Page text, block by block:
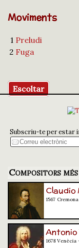
Moviments
1 Preludi
2 Fuga
Escoltar
Subscriu-te per estar
Compositors
Claudio
1567
Antonio
1678 Venècia